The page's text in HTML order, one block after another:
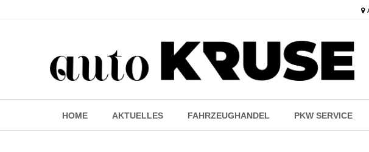
HOME AKTUELLES FAHRZEUGHANDEL PKW SERVICE